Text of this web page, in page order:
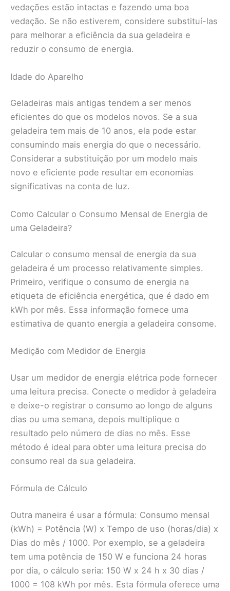
vedações estão intactas e fazendo uma boa
vedação. Se não estiverem, considere substituí-las
para melhorar a eficiência da sua geladeira e
reduzir o consumo de energia.
Idade do Aparelho
Geladeiras mais antigas tendem a ser menos
eficientes do que os modelos novos. Se a sua
geladeira tem mais de 10 anos, ela pode estar
consumindo mais energia do que o necessário.
Considerar a substituição por um modelo mais
novo e eficiente pode resultar em economias
significativas na conta de luz.
Como Calcular o Consumo Mensal de Energia de
uma Geladeira?
Calcular o consumo mensal de energia da sua
geladeira é um processo relativamente simples.
Primeiro, verifique o consumo de energia na
etiqueta de eficiência energética, que é dado em
kWh por mês. Essa informação fornece uma
estimativa de quanto energia a geladeira consome.
Medição com Medidor de Energia
Usar um medidor de energia elétrica pode fornecer
uma leitura precisa. Conecte o medidor à geladeira
e deixe-o registrar o consumo ao longo de alguns
dias ou uma semana, depois multiplique o
resultado pelo número de dias no mês. Esse
método é ideal para obter uma leitura precisa do
consumo real da sua geladeira.
Fórmula de Cálculo
Outra maneira é usar a fórmula: Consumo mensal
(kWh) = Potência (W) x Tempo de uso (horas/dia) x
Dias do mês / 1000. Por exemplo, se a geladeira
tem uma potência de 150 W e funciona 24 horas
por dia, o cálculo seria: 150 W x 24 h x 30 dias /
1000 = 108 kWh por mês. Esta fórmula oferece uma